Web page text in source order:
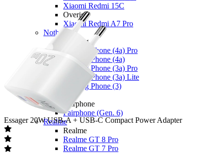
Xiaomi Redmi 15C
Overige
Xiaomi Redmi A7 Pro
Nothing
Nothing
Nothing Phone (4a) Pro
Nothing Phone (4a)
Nothing Phone (3a) Pro
Nothing Phone (3a) Lite
Nothing Phone (3)
Fairphone
Fairphone
Fairphone (Gen. 6)
Realme
Realme
Realme GT 8 Pro
Realme GT 7 Pro
Essager 20W USB-A + USB-C Compact Power Adapter